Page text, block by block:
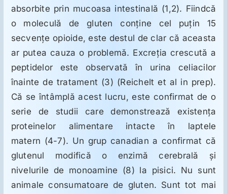
Ginecologie
Mesajele lui Reichelt
Dietă
LDN
ORL
Oncologie
absorbite prin mucoasa intestinală (1,2). Fiindcă
o moleculă de gluten conţine cel puţin 15
secvenţe opioide, este destul de clar că aceasta
ar putea cauza o problemă. Excreţia crescută a
peptidelor este observată în urina celiacilor
înainte de tratament (3) (Reichelt et al in prep).
Că se întâmplă acest lucru, este confirmat de o
serie de studii care demonstrează existenţa
proteinelor alimentare intacte în laptele
matern (4-7). Un grup canadian a confirmat că
glutenul modifică o enzimă cerebrală şi
nivelurile de monoamine (8) la pisici. Nu sunt
animale consumatoare de gluten. Sunt tot mai